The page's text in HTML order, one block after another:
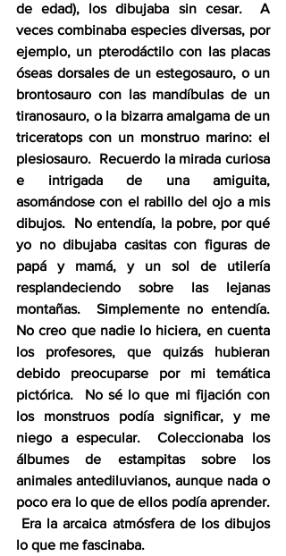
de edad), los dibujaba sin cesar.  A
veces combinaba especies diversas, por
ejemplo, un pterodáctilo con las placas
óseas dorsales de un estegosauro, o un
brontosauro con las mandíbulas de un
tiranosauro, o la bizarra amalgama de un
triceratops con un monstruo marino: el
plesiosauro.  Recuerdo la mirada curiosa
e intrigada de una amiguita,
asomándose con el rabillo del ojo a mis
dibujos.  No entendía, la pobre, por qué
yo no dibujaba casitas con figuras de
papá y mamá, y un sol de utilería
resplandeciendo sobre las lejanas
montañas.  Simplemente no entendía.
No creo que nadie lo hiciera, en cuenta
los profesores, que quizás hubieran
debido preocuparse por mi temática
pictórica.  No sé lo que mi fijación con
los monstruos podía significar, y me
niego a especular.  Coleccionaba los
álbumes de estampitas sobre los
animales antediluvianos, aunque nada o
poco era lo que de ellos podía aprender.
Era la arcaica atmósfera de los dibujos
lo que me fascinaba.